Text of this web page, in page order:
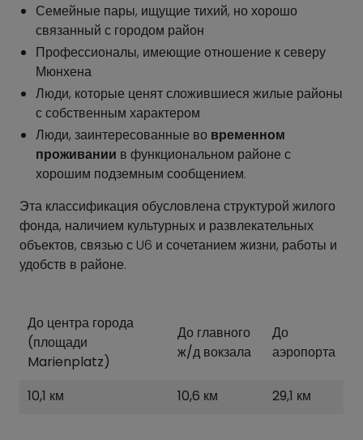
Семейные пары, ищущие тихий, но хорошо
связанный с городом район
Профессионалы, имеющие отношение к северу
Мюнхена
Люди, которые ценят сложившиеся жилые районы
с собственным характером
Люди, заинтересованные во временном
проживании в функциональном районе с
хорошим подземным сообщением.
Эта классификация обусловлена структурой жилого
фонда, наличием культурных и развлекательных
объектов, связью с U6 и сочетанием жизни, работы и
удобств в районе.
До центра города
(площади
Marienplatz)
До главного
ж/д вокзала
До
аэропорта
10,1 км 10,6 км 29,1 км